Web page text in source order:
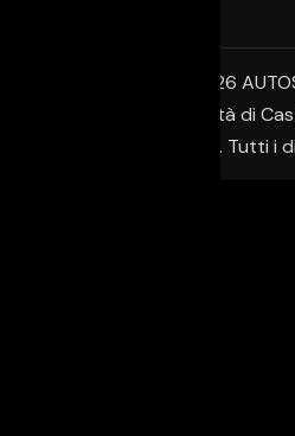
© Copyright 2026
02650950542 – Città di
Creative Agency. Tutti i